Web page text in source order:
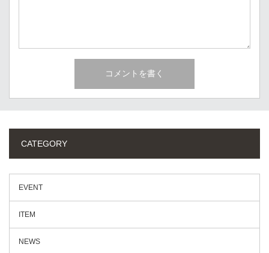
CATEGORY
EVENT
ITEM
NEWS